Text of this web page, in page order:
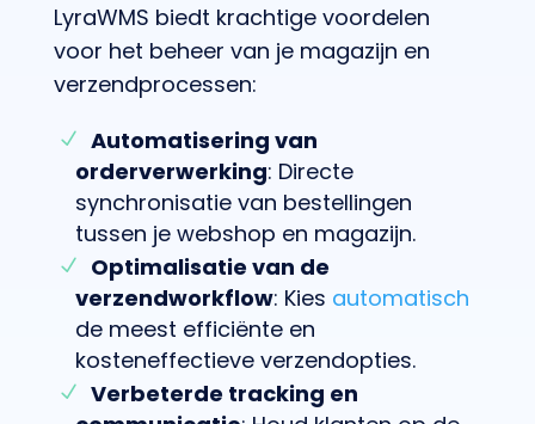
LyraWMS biedt krachtige voordelen
voor het beheer van je magazijn en
verzendprocessen:
Automatisering van
orderverwerking: Directe
synchronisatie van bestellingen
tussen je webshop en magazijn.
Optimalisatie van de
verzendworkflow: Kies automatisch
de meest efficiënte en
kosteneffectieve verzendopties.
Verbeterde tracking en